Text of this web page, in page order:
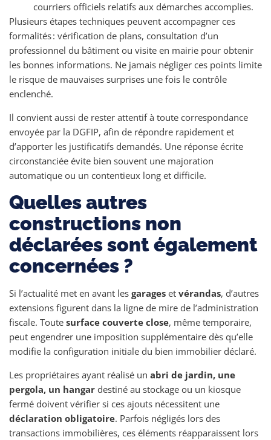
courriers officiels relatifs aux démarches accomplies.
Plusieurs étapes techniques peuvent accompagner ces
formalités : vérification de plans, consultation d’un
professionnel du bâtiment ou visite en mairie pour obtenir
les bonnes informations. Ne jamais négliger ces points limite
le risque de mauvaises surprises une fois le contrôle
enclenché.
Il convient aussi de rester attentif à toute correspondance
envoyée par la DGFIP, afin de répondre rapidement et
d’apporter les justificatifs demandés. Une réponse écrite
circonstanciée évite bien souvent une majoration
automatique ou un contentieux long et difficile.
Quelles autres
constructions non
déclarées sont également
concernées ?
Si l’actualité met en avant les garages et vérandas, d’autres
extensions figurent dans la ligne de mire de l’administration
fiscale. Toute surface couverte close, même temporaire,
peut engendrer une imposition supplémentaire dès qu’elle
modifie la configuration initiale du bien immobilier déclaré.
Les propriétaires ayant réalisé un abri de jardin, une
pergola, un hangar destiné au stockage ou un kiosque
fermé doivent vérifier si ces ajouts nécessitent une
déclaration obligatoire. Parfois négligés lors des
transactions immobilières, ces éléments réapparaissent lors